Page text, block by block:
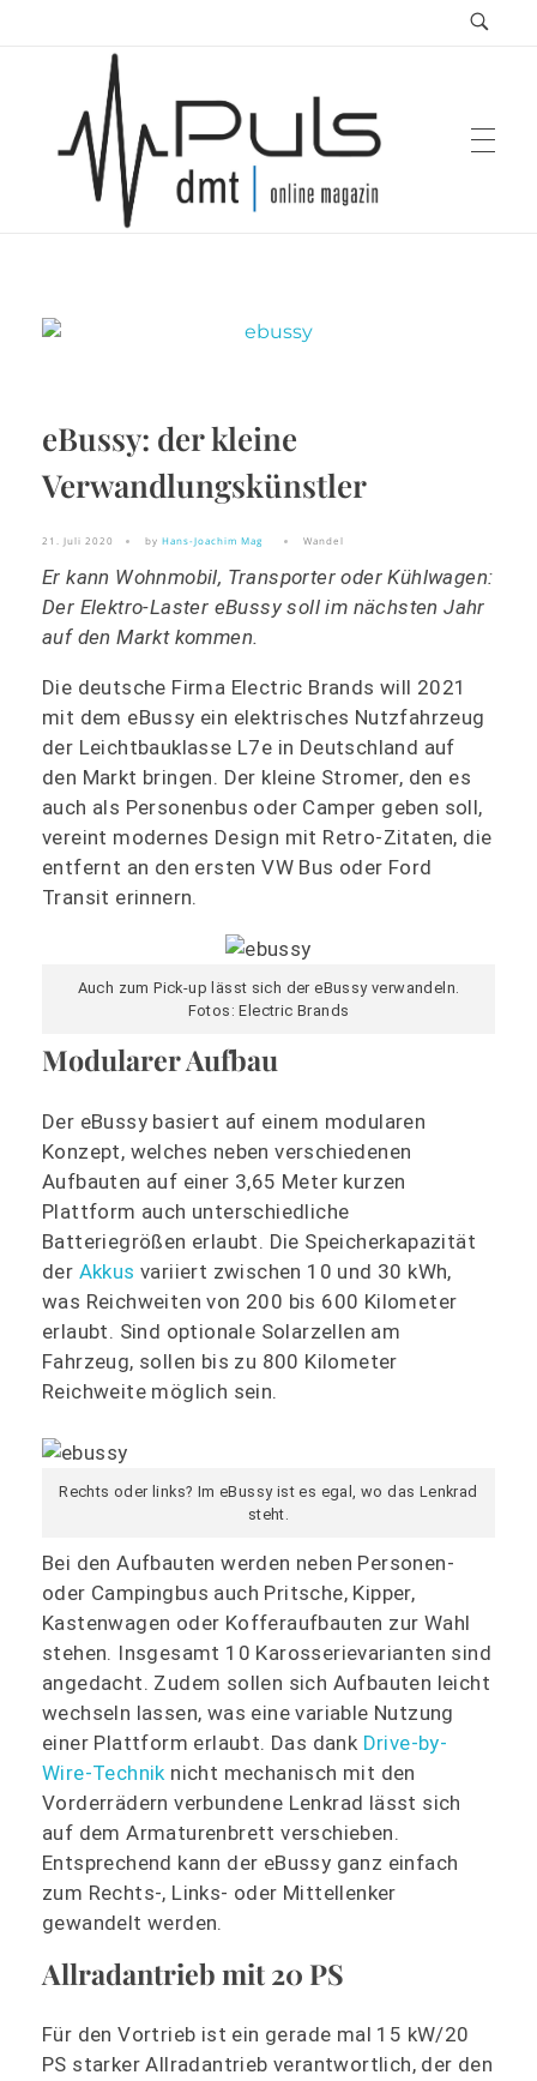
Puls Magazin
Zukunft der Mobilität
eBussy: der kleine
Verwandlungskünstler
21. Juli 2020 by Hans-Joachim Mag Wandel
Er kann Wohnmobil, Transporter oder Kühlwagen:
Der Elektro-Laster eBussy soll im nächsten Jahr
auf den Markt kommen.
Die deutsche Firma Electric Brands will 2021
mit dem eBussy ein elektrisches Nutzfahrzeug
der Leichtbauklasse L7e in Deutschland auf
den Markt bringen. Der kleine Stromer, den es
auch als Personenbus oder Camper geben soll,
vereint modernes Design mit Retro-Zitaten, die
entfernt an den ersten VW Bus oder Ford
Transit erinnern.
Auch zum Pick-up lässt sich der eBussy verwandeln.
Fotos: Electric Brands
Modularer Aufbau
Der eBussy basiert auf einem modularen
Konzept, welches neben verschiedenen
Aufbauten auf einer 3,65 Meter kurzen
Plattform auch unterschiedliche
Batteriegrößen erlaubt. Die Speicherkapazität
der Akkus variiert zwischen 10 und 30 kWh,
was Reichweiten von 200 bis 600 Kilometer
erlaubt. Sind optionale Solarzellen am
Fahrzeug, sollen bis zu 800 Kilometer
Reichweite möglich sein.
Rechts oder links? Im eBussy ist es egal, wo das Lenkrad
steht.
Bei den Aufbauten werden neben Personen-
oder Campingbus auch Pritsche, Kipper,
Kastenwagen oder Kofferaufbauten zur Wahl
stehen. Insgesamt 10 Karosserievarianten sind
angedacht. Zudem sollen sich Aufbauten leicht
wechseln lassen, was eine variable Nutzung
einer Plattform erlaubt. Das dank Drive-by-
Wire-Technik nicht mechanisch mit den
Vorderrädern verbundene Lenkrad lässt sich
auf dem Armaturenbrett verschieben.
Entsprechend kann der eBussy ganz einfach
zum Rechts-, Links- oder Mittellenker
gewandelt werden.
Allradantrieb mit 20 PS
Für den Vortrieb ist ein gerade mal 15 kW/20
PS starker Allradantrieb verantwortlich, der den